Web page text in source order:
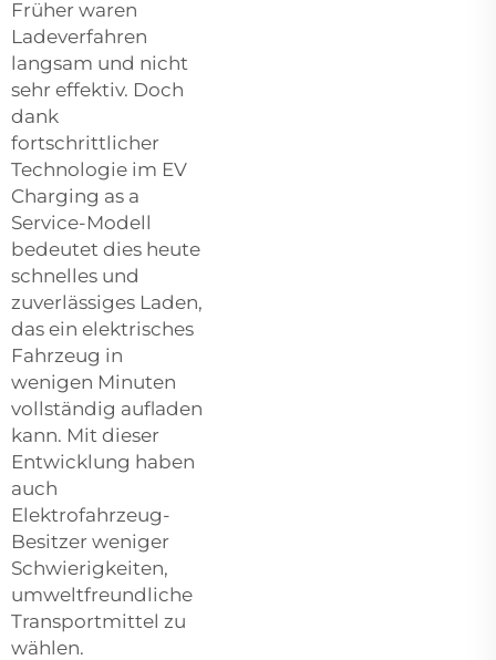
Früher waren
Ladeverfahren
langsam und nicht
sehr effektiv. Doch
dank
fortschrittlicher
Technologie im EV
Charging as a
Service-Modell
bedeutet dies heute
schnelles und
zuverlässiges Laden,
das ein elektrisches
Fahrzeug in
wenigen Minuten
vollständig aufladen
kann. Mit dieser
Entwicklung haben
auch
Elektrofahrzeug-
Besitzer weniger
Schwierigkeiten,
umweltfreundliche
Transportmittel zu
wählen.